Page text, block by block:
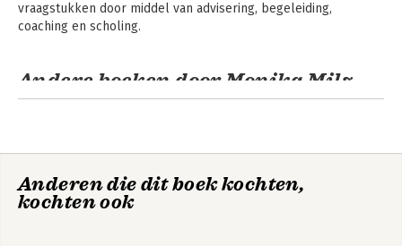
Bekijk alle boeken
van bestuurders
vraagstukken door middel van advisering, begeleiding,
coaching en scholing.
Andere boeken door Monika Milz
Anderen die dit boek kochten,
kochten ook